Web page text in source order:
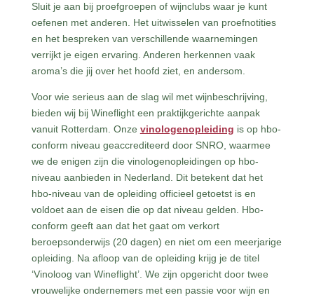
Sluit je aan bij proefgroepen of wijnclubs waar je kunt
oefenen met anderen. Het uitwisselen van proefnotities
en het bespreken van verschillende waarnemingen
verrijkt je eigen ervaring. Anderen herkennen vaak
aroma’s die jij over het hoofd ziet, en andersom.
Voor wie serieus aan de slag wil met wijnbeschrijving,
bieden wij bij Wineflight een praktijkgerichte aanpak
vanuit Rotterdam. Onze vinologenopleiding is op hbo-
conform niveau geaccrediteerd door SNRO, waarmee
we de enigen zijn die vinologenopleidingen op hbo-
niveau aanbieden in Nederland. Dit betekent dat het
hbo-niveau van de opleiding officieel getoetst is en
voldoet aan de eisen die op dat niveau gelden. Hbo-
conform geeft aan dat het gaat om verkort
beroepsonderwijs (20 dagen) en niet om een meerjarige
opleiding. Na afloop van de opleiding krijg je de titel
‘Vinoloog van Wineflight’. We zijn opgericht door twee
vrouwelijke ondernemers met een passie voor wijn en